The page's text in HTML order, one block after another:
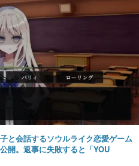
と会話するソウルライク恋愛ゲーム
開。返事に失敗すると「YOU